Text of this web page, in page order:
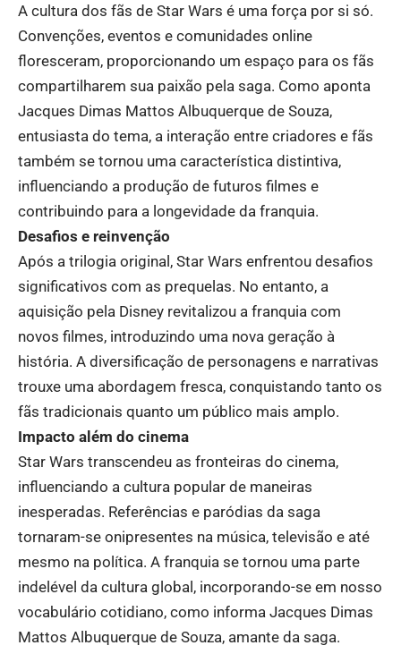
A cultura dos fãs de Star Wars é uma força por si só.
Convenções, eventos e comunidades online
floresceram, proporcionando um espaço para os fãs
compartilharem sua paixão pela saga. Como aponta
Jacques Dimas Mattos Albuquerque de Souza,
entusiasta do tema, a interação entre criadores e fãs
também se tornou uma característica distintiva,
influenciando a produção de futuros filmes e
contribuindo para a longevidade da franquia.
Desafios e reinvenção
Após a trilogia original, Star Wars enfrentou desafios
significativos com as prequelas. No entanto, a
aquisição pela Disney revitalizou a franquia com
novos filmes, introduzindo uma nova geração à
história. A diversificação de personagens e narrativas
trouxe uma abordagem fresca, conquistando tanto os
fãs tradicionais quanto um público mais amplo.
Impacto além do cinema
Star Wars transcendeu as fronteiras do cinema,
influenciando a cultura popular de maneiras
inesperadas. Referências e paródias da saga
tornaram-se onipresentes na música, televisão e até
mesmo na política. A franquia se tornou uma parte
indelével da cultura global, incorporando-se em nosso
vocabulário cotidiano, como informa Jacques Dimas
Mattos Albuquerque de Souza, amante da saga.